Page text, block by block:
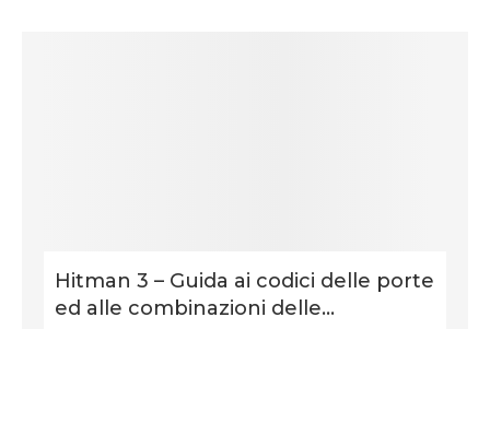
Hitman 3 – Guida ai codici delle porte
ed alle combinazioni delle...